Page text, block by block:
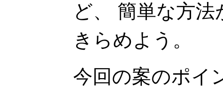
ど、 簡単な方
きらめよう。
今回の案のポイ